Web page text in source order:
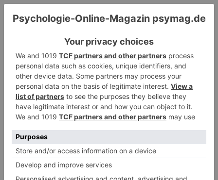
PDA Autismus: Merkmale und Umgang mit
PANDA-Kindern – Kinder mit starkem
Autonomiebedürfnis (1)